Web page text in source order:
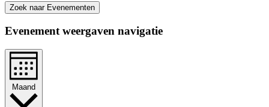
Zoek naar Evenementen
Evenement weergaven navigatie
Maand